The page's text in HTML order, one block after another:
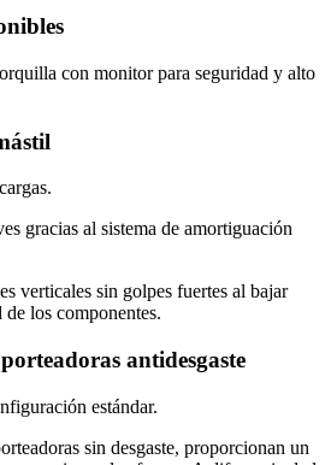
con monitor para seguridad y alto
gracias al sistema de amortiguación
verticales sin golpes fuertes al bajar
los componentes.
antidesgaste
estándar.
sin desgaste, proporcionan un